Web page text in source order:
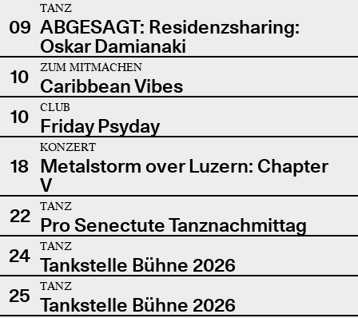
09
TANZ
ABGESAGT: Residenzsharing:
Oskar Damianaki
10
ZUM MITMACHEN
Caribbean Vibes
10
CLUB
Friday Psyday
18
KONZERT
Metalstorm over Luzern: Chapter
V
22
TANZ
Pro Senectute Tanznachmittag
24
TANZ
Tankstelle Bühne 2026
25
TANZ
Tankstelle Bühne 2026